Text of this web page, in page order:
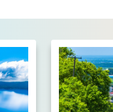
モデルコース
グルメ
アクセス